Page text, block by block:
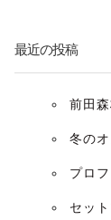
ゲ
ー
最近の投稿
前田
冬の
プロ
セッ